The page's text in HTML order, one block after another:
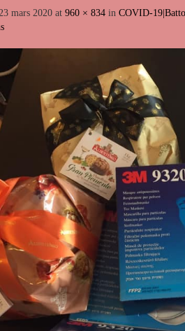
mars 2020 at 960 × 834 in COVID-